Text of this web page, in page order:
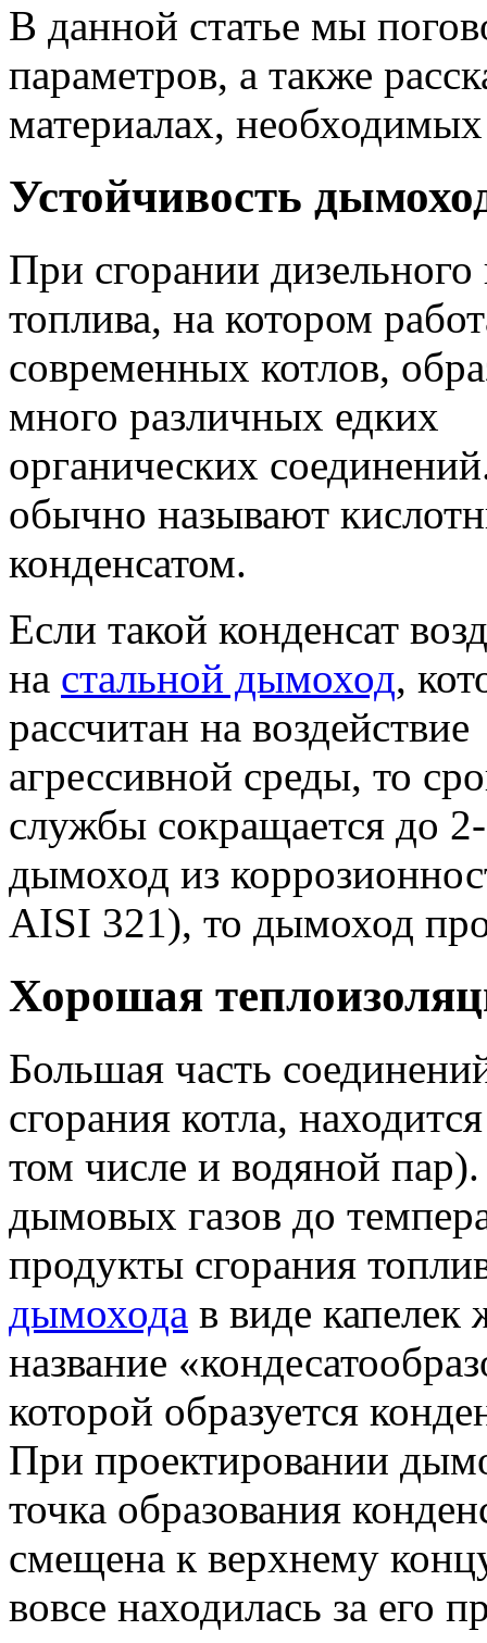
В данной статье мы
параметров, а также
материалах,
Устойчивость
При сгорании дизельного
топлива, на котором
современных котлов,
много различных едких
органических
обычно называют
конденсатом.
Если такой конденсат
на стальной дымоход,
рассчитан на воздействие
агрессивной среды, то
службы сокращается до
дымоход из
AISI 321), то дымоход
Хорошая
Большая часть
сгорания котла,
том числе и водяной
дымовых газов до
продукты сгорания
дымохода в виде капелек
название
которой образуется
При проектировании
точка образования
смещена к верхнему
вовсе находилась за его